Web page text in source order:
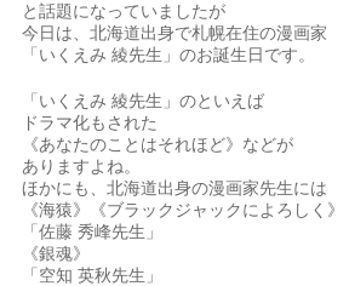
と話題になっていましたが
今日は、北海道出身で札幌在住の漫画家
「いくえみ 綾先生」のお誕生日です。
「いくえみ 綾先生」のといえば
ドラマ化もされた
《あなたのことはそれほど》などが
ありますよね。
ほかにも、北海道出身の漫画家先生には
《海猿》《ブラックジャックによろしく》
「佐藤 秀峰先生」
《銀魂》
「空知 英秋先生」